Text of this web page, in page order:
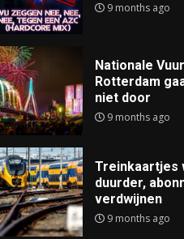
9 months ago
Nationale
Rotterdam
niet door
9 months ago
Treinkaartjes
duurder,
verdwijnen
9 months ago